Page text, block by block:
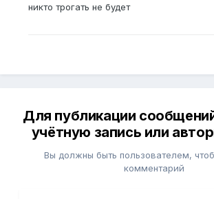
никто трогать не будет
Для публикации
учётную запись или
Вы должны быть пользователем,
комментарий